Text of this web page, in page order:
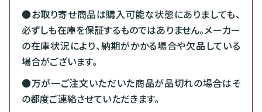
●お取り寄せ商品は購入可能な状態にありましても、
必ずしも在庫を保証するものではありません。メーカー
の在庫状況により、納期がかかる場合や欠品している
場合がございます。
●万が一ご注文いただいた商品が品切れの場合はそ
の都度ご連絡させていただきます。